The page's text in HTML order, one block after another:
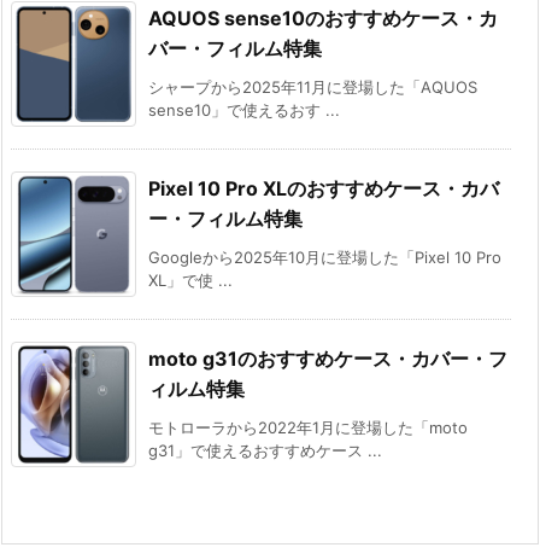
AQUOS sense10のおすすめケース・カ
バー・フィルム特集
シャープから2025年11月に登場した「AQUOS
sense10」で使えるおす ...
Pixel 10 Pro XLのおすすめケース・カバ
ー・フィルム特集
Googleから2025年10月に登場した「Pixel 10 Pro
XL」で使 ...
moto g31のおすすめケース・カバー・フ
ィルム特集
モトローラから2022年1月に登場した「moto
g31」で使えるおすすめケース ...